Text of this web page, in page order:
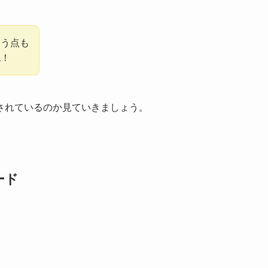
点も
ているのか見ていきましょう。
ド